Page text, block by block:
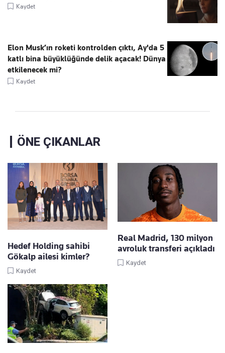
Kaydet
Elon Musk’ın roketi kontrolden çıktı, Ay'da 5
katlı bina büyüklüğünde delik açacak! Dünya
etkilenecek mi?
Kaydet
ÖNE ÇIKANLAR
Hedef Holding sahibi
Gökalp ailesi kimler?
Kaydet
Real Madrid, 130 milyon
avroluk transferi açıkladı
Kaydet